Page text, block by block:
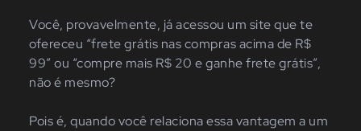
Você, provavelmente, já acessou um site que te
ofereceu “frete grátis nas compras acima de R$
99” ou “compre mais R$ 20 e ganhe frete grátis”,
não é mesmo?
Pois é, quando você relaciona essa vantagem a um